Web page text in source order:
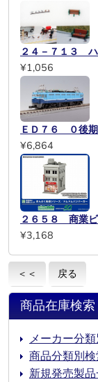
２４－７１３
¥1,056
ＥＤ７６ ０後
¥6,864
２６５８ 商業
¥3,168
＜＜ 戻る
商品在庫検索
メーカー分
商品分類別検
新規発売製